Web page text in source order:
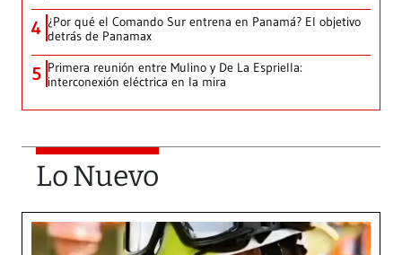
4 ¿Por qué el Comando Sur entrena en Panamá? El objetivo
detrás de Panamax
5 Primera reunión entre Mulino y De La Espriella:
interconexión eléctrica en la mira
Lo Nuevo